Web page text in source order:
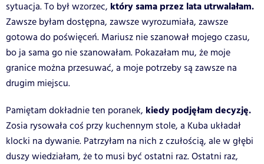
sytuacja. To był wzorzec, który sama przez lata utrwalałam.
Zawsze byłam dostępna, zawsze wyrozumiała, zawsze
gotowa do poświęceń. Mariusz nie szanował mojego czasu,
bo ja sama go nie szanowałam. Pokazałam mu, że moje
granice można przesuwać, a moje potrzeby są zawsze na
drugim miejscu.
Pamiętam dokładnie ten poranek, kiedy podjęłam decyzję.
Zosia rysowała coś przy kuchennym stole, a Kuba układał
klocki na dywanie. Patrzyłam na nich z czułością, ale w głębi
duszy wiedziałam, że to musi być ostatni raz. Ostatni raz,